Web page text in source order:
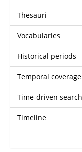
Thesauri
Vocabularies
Historical periods
Temporal coverage
Time-driven search
Timeline